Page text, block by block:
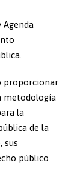
proporcionar
metodología
la
de la
sus
público